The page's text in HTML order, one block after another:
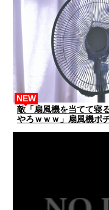
敵「扇風機を当てて寝
やろｗｗｗ」扇風機ポ
NEW